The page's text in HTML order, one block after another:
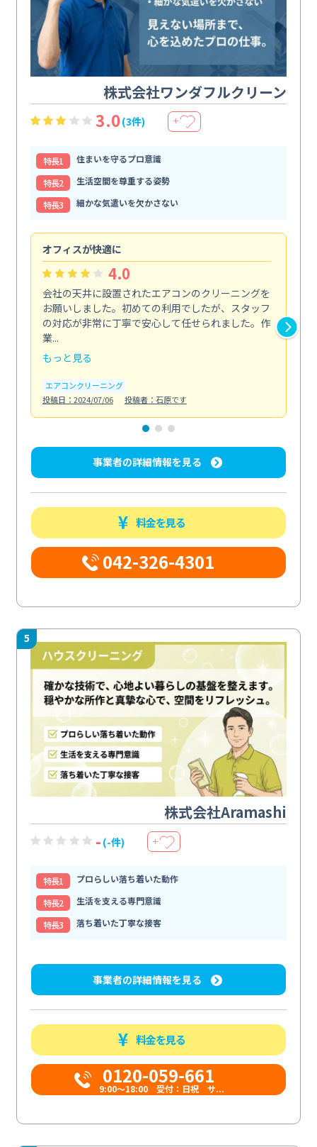
株式会社ワンダフルクリーン
3.0(3件) ＋
特⻑1
住まいを守るプロ意識
特⻑2
生活空間を尊重する姿勢
特⻑3
細かな気遣いを欠かさない
オフィスが快適に
4.0
会社の天井に設置されたエアコンのクリーニングを
お願いしました。初めての利用でしたが、スタッフ
の対応が非常に丁寧で安心して任せられました。作
業...
もっと見る
エアコンクリーニング
投稿日：2024/07/06
投稿者：石原です
事業者の詳細情報を見る
料金を見る
042-326-4301
5
株式会社Aramashi
- (-件) ＋
特⻑1
プロらしい落ち着いた動作
特⻑2
生活を支える専門意識
特⻑3
落ち着いた丁寧な接客
事業者の詳細情報を見る
料金を見る
0120-059-661
9:00〜18:00 受付：日祝 サ...